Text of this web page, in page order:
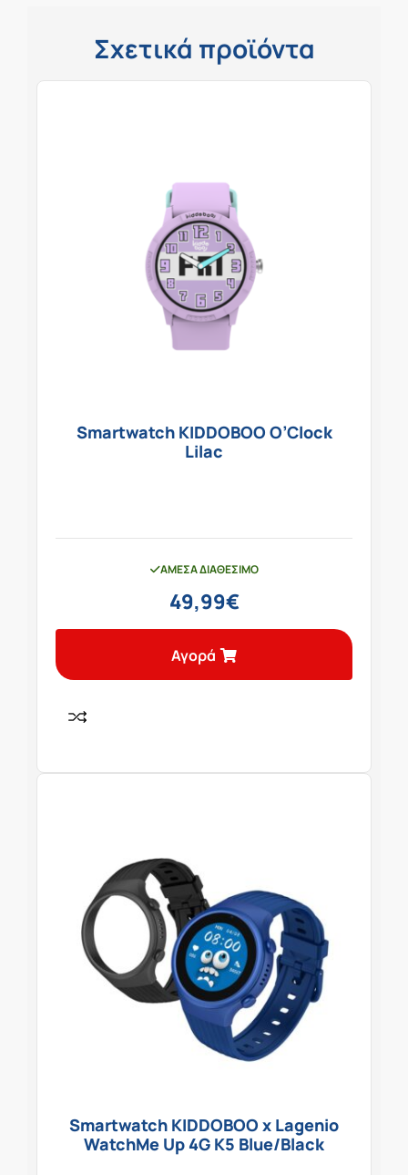
Σχετικά προϊόντα
Smartwatch KIDDOBOO O’Clock
Lilac
ΆΜΕΣΑ ΔΙΑΘΈΣΙΜΟ
49,99€
Αγορά
Smartwatch KIDDOBOO x Lagenio
WatchMe Up 4G K5 Blue/Black